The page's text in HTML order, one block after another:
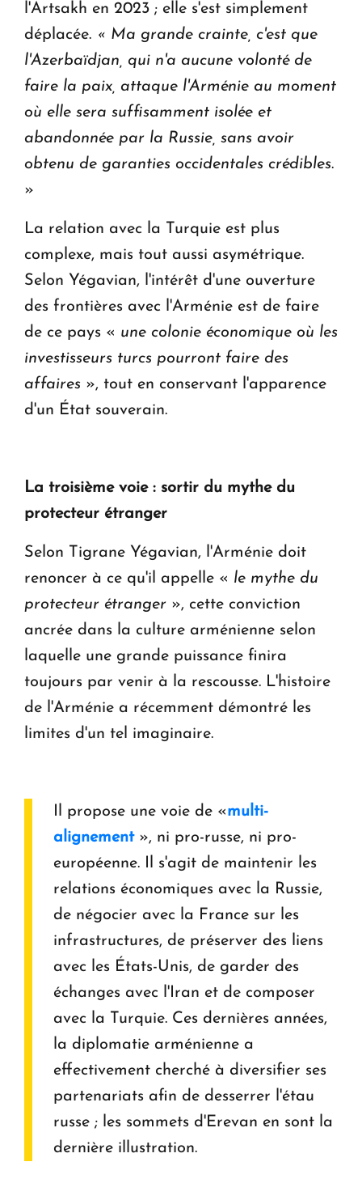
l'Artsakh en 2023 ; elle s'est simplement
déplacée. « Ma grande crainte, c'est que
l'Azerbaïdjan, qui n'a aucune volonté de
faire la paix, attaque l'Arménie au moment
où elle sera suffisamment isolée et
abandonnée par la Russie, sans avoir
obtenu de garanties occidentales crédibles.
»
La relation avec la Turquie est plus
complexe, mais tout aussi asymétrique.
Selon Yégavian, l'intérêt d'une ouverture
des frontières avec l'Arménie est de faire
de ce pays « une colonie économique où les
investisseurs turcs pourront faire des
affaires », tout en conservant l'apparence
d'un État souverain.
La troisième voie : sortir du mythe du
protecteur étranger
Selon Tigrane Yégavian, l'Arménie doit
renoncer à ce qu'il appelle « le mythe du
protecteur étranger », cette conviction
ancrée dans la culture arménienne selon
laquelle une grande puissance finira
toujours par venir à la rescousse. L'histoire
de l'Arménie a récemment démontré les
limites d'un tel imaginaire.
Il propose une voie de «multi-
alignement », ni pro-russe, ni pro-
européenne. Il s'agit de maintenir les
relations économiques avec la Russie,
de négocier avec la France sur les
infrastructures, de préserver des liens
avec les États-Unis, de garder des
échanges avec l'Iran et de composer
avec la Turquie. Ces dernières années,
la diplomatie arménienne a
effectivement cherché à diversifier ses
partenariats afin de desserrer l'étau
russe ; les sommets d'Erevan en sont la
dernière illustration.